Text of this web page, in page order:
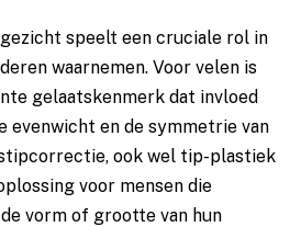
speelt een cruciale rol in
waarnemen. Voor velen is
gelaatskenmerk dat invloed
evenwicht en de symmetrie van
ook wel tip-plastiek
voor mensen die
vorm of grootte van hun